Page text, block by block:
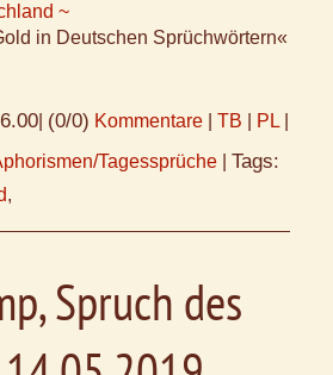
~
in Deutschen Sprüchwörtern«
(0/0) Kommentare TB PL
Tagessprüche Tags:
,
Spruch des